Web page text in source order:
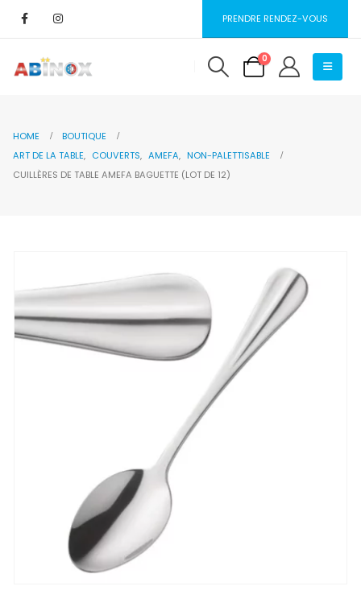
PRENDRE RENDEZ-VOUS
0
HOME
BOUTIQUE
ART DE LA TABLE, COUVERTS, AMEFA, NON-PALETTISABLE
CUILLÈRES DE TABLE AMEFA BAGUETTE (LOT DE 12)